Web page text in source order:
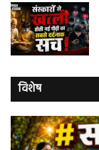
विशेष